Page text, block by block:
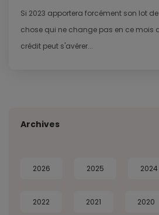
Si 2023 apportera forcément son lot
chose qui ne change pas en ce mois
crédit peut s'avérer...
Archives
2026 2025 2024
2022 2021 2020